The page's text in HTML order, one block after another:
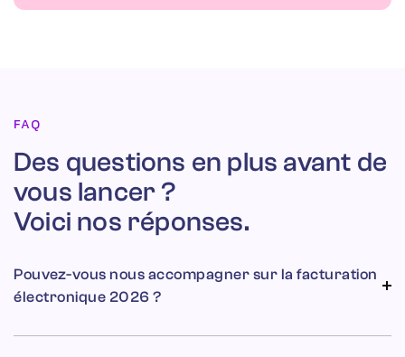
FAQ
Des questions en plus avant de
vous lancer ?
Voici nos réponses.
Pouvez-vous nous accompagner sur la facturation
électronique 2026 ?